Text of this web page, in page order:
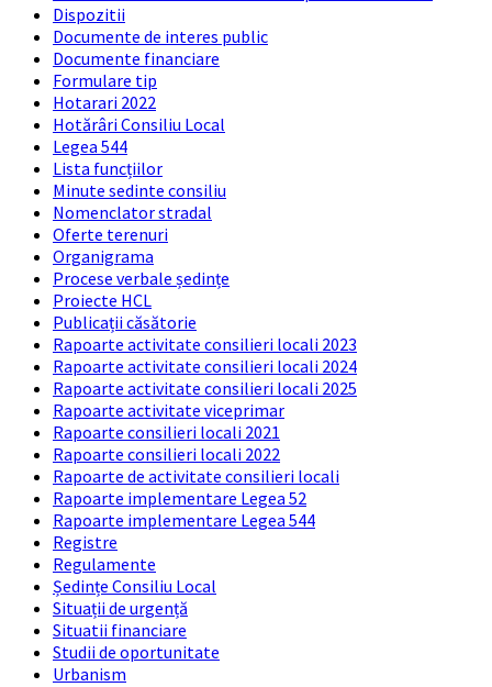
Dispozitii
Documente de interes public
Documente financiare
Formulare tip
Hotarari 2022
Hotărâri Consiliu Local
Legea 544
Lista funcțiilor
Minute sedinte consiliu
Nomenclator stradal
Oferte terenuri
Organigrama
Procese verbale ședințe
Proiecte HCL
Publicații căsătorie
Rapoarte activitate consilieri locali 2023
Rapoarte activitate consilieri locali 2024
Rapoarte activitate consilieri locali 2025
Rapoarte activitate viceprimar
Rapoarte consilieri locali 2021
Rapoarte consilieri locali 2022
Rapoarte de activitate consilieri locali
Rapoarte implementare Legea 52
Rapoarte implementare Legea 544
Registre
Regulamente
Ședințe Consiliu Local
Situații de urgență
Situatii financiare
Studii de oportunitate
Urbanism